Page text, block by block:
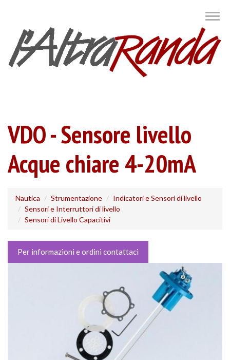
contenuto
principale
VDO - Sensore livello
Acque chiare 4-20mA
Nautica Strumentazione
Indicatori e Sensori di livello
Sensori e Interruttori di livello
Sensori di Livello Capacitivi
Per informazioni e ordini contattaci